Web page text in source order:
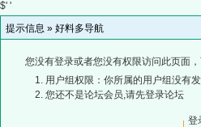
$' '
提示信息 » 好料多导航
您没有登录或者您没有权限访问此页面
用户组权限：你所属的用户组没有
您还不是论坛会员,请先登录论坛
登